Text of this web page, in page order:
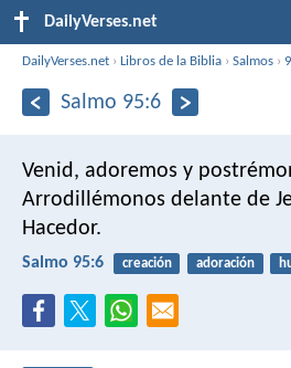
DailyVerses.net
DailyVerses.net ›Libros de la Biblia ›Salmos ›
Salmo 95:6
Venid, adoremos y
Arrodillémonos delante de
Hacedor.
Salmo 95:6 creación adoración